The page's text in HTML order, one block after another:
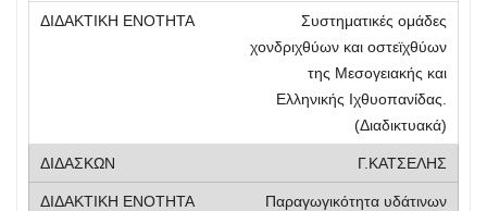
Συστηματικές ομάδες
χονδριχθύων και οστεϊχθύων
της Μεσογειακής και
Ελληνικής Ιχθυοπανίδας.
(Διαδικτυακά)
Γ.ΚΑΤΣΕΛΗΣ
Παραγωγικότητα υδάτινων